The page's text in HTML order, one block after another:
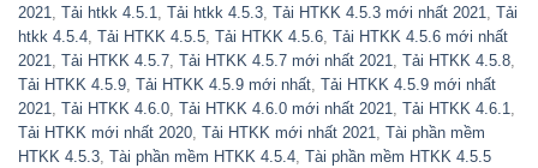
2021, Tải htkk 4.5.1, Tải htkk 4.5.3, Tải HTKK 4.5.3 mới nhất 2021, Tải
htkk 4.5.4, Tải HTKK 4.5.5, Tải HTKK 4.5.6, Tải HTKK 4.5.6 mới nhất
2021, Tải HTKK 4.5.7, Tải HTKK 4.5.7 mới nhất 2021, Tải HTKK 4.5.8,
Tải HTKK 4.5.9, Tải HTKK 4.5.9 mới nhất, Tải HTKK 4.5.9 mới nhất
2021, Tải HTKK 4.6.0, Tải HTKK 4.6.0 mới nhất 2021, Tải HTKK 4.6.1,
Tải HTKK mới nhất 2020, Tải HTKK mới nhất 2021, Tài phần mềm
HTKK 4.5.3, Tài phần mềm HTKK 4.5.4, Tài phần mềm HTKK 4.5.5